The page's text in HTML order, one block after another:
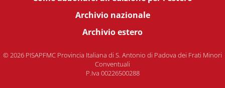
Archivio nazionale
Archivio estero
© 2026 PISAPFMC Provincia Italiana di S. Antonio di Padova dei Frati Minori
Conventuali
P.Iva 00226500288